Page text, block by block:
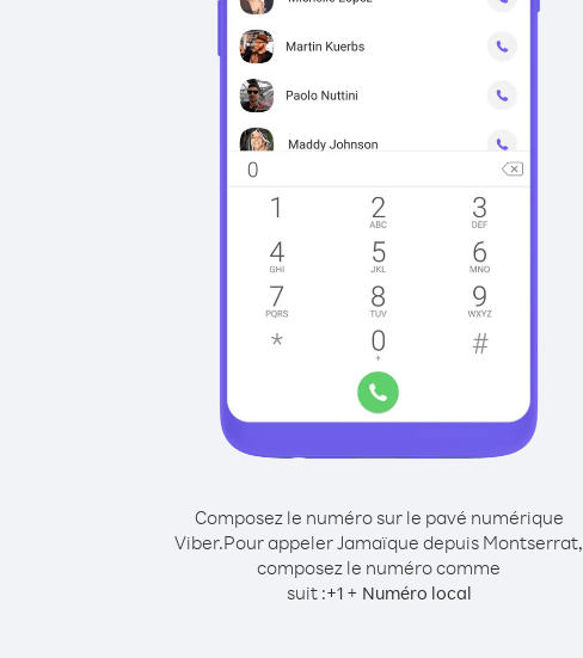
Composez le numéro sur le pavé numérique
Viber.Pour appeler Jamaïque depuis Montserrat,
composez le numéro comme
suit :+1+ Numéro local